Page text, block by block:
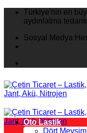
İçeriğeTürkiye'nin en
aydınlatma
Sosyal Medya
Oto Lastik
Dört